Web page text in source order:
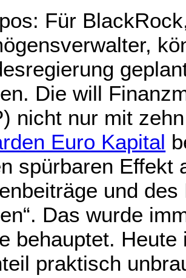
Für
Die will
nicht nur mit
Euro Kapital
spürbaren
und
Das wurde
behauptet.
praktisch